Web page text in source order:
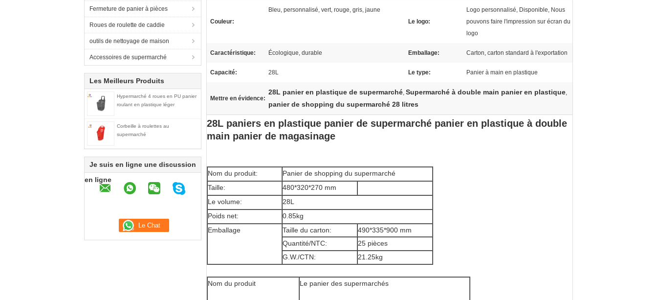
Fermeture de panier à pièces
Roues de roulette de caddie
outils de nettoyage de maison
Accessoires de supermarché
Les Meilleurs Produits
Hypermarché 4 roues en PU panier
roulant en plastique léger
Corbeille à roulettes au
supermarché
Je suis en ligne une discussion
en ligne
Couleur:
Bleu, personnalisé, vert, rouge, gris, jaune
Le logo:
Logo personnalisé, Disponible, Nous
pouvons faire l'impression sur écran du
logo
Caractéristique: Écologique, durable Emballage: Carton, carton standard à l'exportation
Capacité: 28L Le type: Panier à main en plastique
Mettre en évidence:
28L panier en plastique de supermarché, Supermarché à double main panier en plastique,
panier de shopping du supermarché 28 litres
28L paniers en plastique panier de supermarché panier en plastique à double
main panier de magasinage
Nom du produit:
Panier de shopping du supermarché
Taille:
480*320*270 mm
Le volume:
28L
Poids net:
0.85kg
Emballage
Taille du carton:
490*335*900 mm
Quantité/NTC:
25 pièces
G.W./CTN:
21.25kg
Nom du produit Le panier des supermarchés